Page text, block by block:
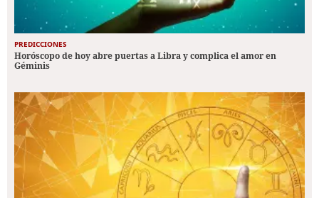
PREDICCIONES
Horóscopo de hoy abre puertas a Libra y complica el amor en
Géminis